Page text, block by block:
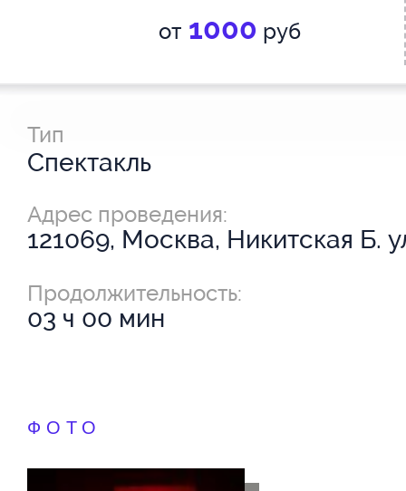
от 1000 руб
Тип
Спектакль
Адрес проведения:
121069, Москва, Никитская Б.
Продолжительность:
03 ч 00 мин
ФОТО